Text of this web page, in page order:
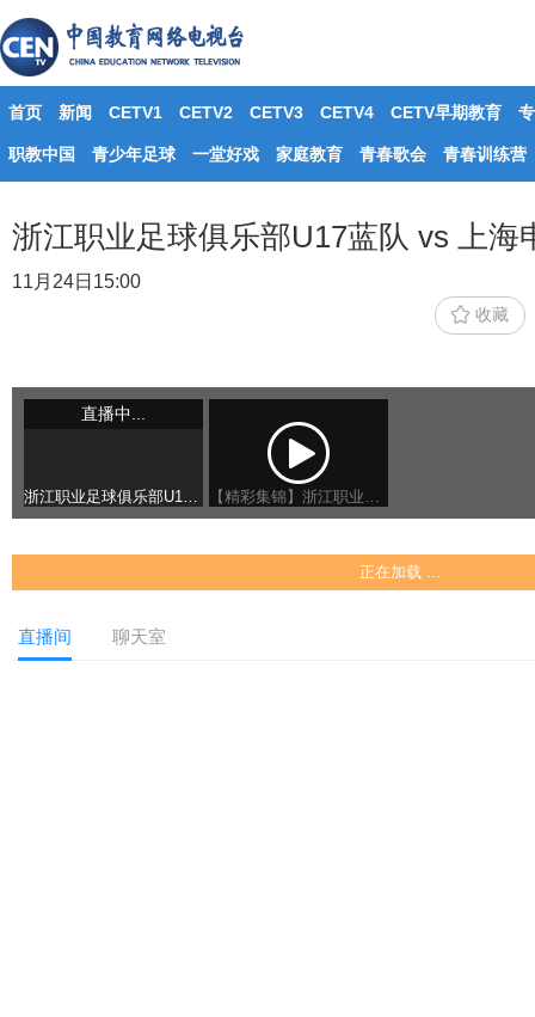
首页 新闻 CETV1 CETV2 CETV3 CETV4 CETV早期教育
职教中国 青少年足球 一堂好戏 家庭教育 青春歌会 青春训练营
浙江职业足球俱乐部U17蓝队 vs 上海
11月24日15:00
收藏
浙江职业足球俱乐部U17蓝队 vs 上海申花U17 【精彩集锦】浙江职业足球俱乐部U17蓝队 vs 上海申花U17
正在加载 ...
直播间 聊天室